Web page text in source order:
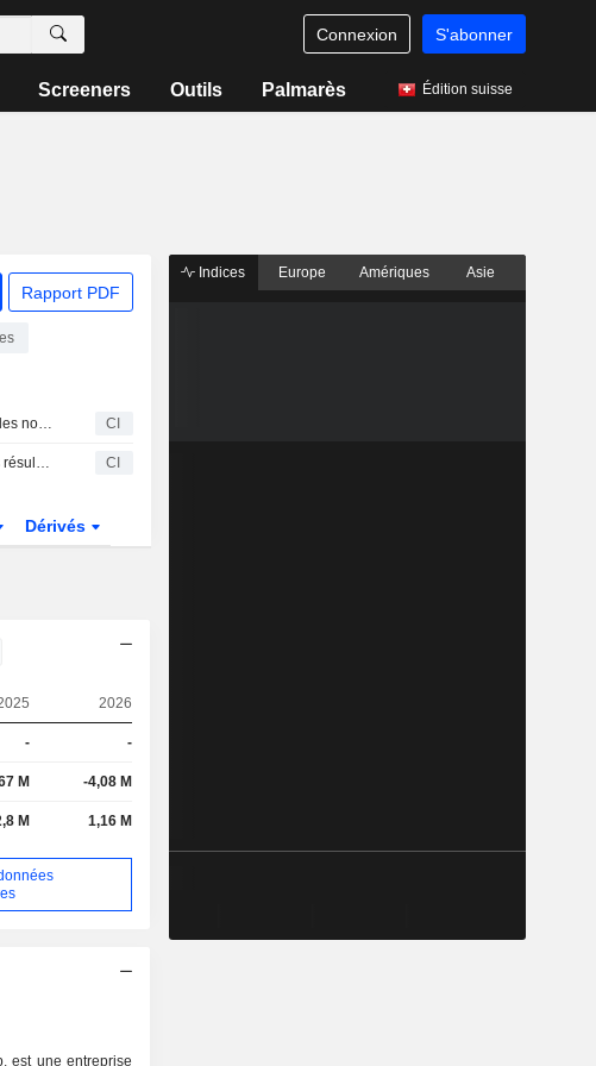
Connexion S'abonner
Screeners Outils Palmarès Édition suisse
Rapport PDF
Cielo Waste Solutions Corp. annonce des nominations à la direction, effectives au 24 juillet 2026 CI
Cielo Waste Solutions Corp. publie ses résultats pour l'exercice clos le 30 avril 2026 CI
Dérivés
2026
- -
M -4,08 M
M 1,16 M
est une entreprise
Indices Europe Amériques Asie